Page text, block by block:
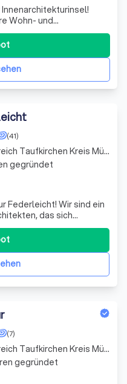
Wohn- und
die Wände an die
(41)
Federleicht! Wir sind ein
das sich
Wohn- und
von Andrea
mit Fachwissen, um
Arbeitsbereich Taufkirchen Kreis München
gegründet
(7)
Arbeitsbereich Taufkirchen Kreis München
gegründet